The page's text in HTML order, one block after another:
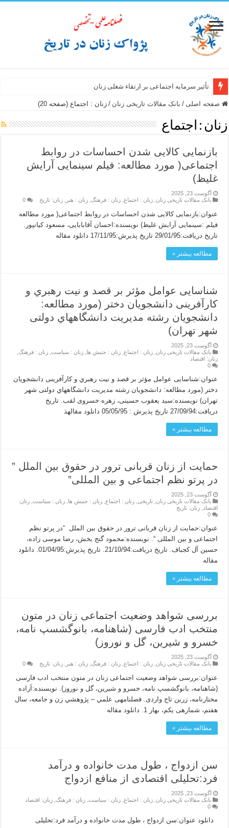
تأثیر سرمایه اجتماعی بر ارتقاء شغلی زنان
صفحه اصلی / بانک مقالات تاریخی زنان / زنان : اجتماع (صفحه 20)
زنان : اجتماع
بازنمایی کالایی شدن احساسات در روابط
اجتماعی( مورد مطالعه: فیلم سینمایی آرایش
غلیظ)
آگوست 23, 2025
بانک مقالات تاریخی زنان ,زنان : اجتماع ,زنان : فرهنگ ,زنان : هنر ,زنان: تاریخ 0
عنوان:بازنمایی کالایی شدن احساسات در روابط اجتماعی( مورد مطالعه
فیلم :سینمایی آرایش غلیظ) نویسنده:احسان آقابابایی، مسعود کیانپور.
تاریخ دریافت:29/01/95 تاریخ پذیرش:17/11/95 دانلود مقاله
مطالعه بیشتر »
شناسایی عوامل مؤثر بر قصد و نیت رهبري و
کارآفرینی دانشجویان دختر (مورد مطالعه:
دانشجویان رشته مدیریت دانشگاههاي دولتی
شهر تهران)
آگوست 23, 2025
بانک مقالات تاریخی زنان ,زنان : اجتماع ,زنان : جنبش ها ,زنان : سیاست ,زنان : فرهنگ
زنان: اقتصاد
0
عنوان:شناسایی عوامل مؤثر بر قصد و نیت رهبري و کارآفرینی دانشجویان
دختر (مورد مطالعه: دانشجویان رشته مدیریت دانشگاههاي دولتی شهر
تهران) نویسنده:سید یعقوب حسینی، زهره خسروی لقب. تاریخ
دریافت:27/09/94 تاریخ پذیرش : 05/05/95 دانلود مقالهذ
مطالعه بیشتر »
حمایت از زنان قربانی ترور در حقوق بین الملل ”
در پرتو نظم اجتماعی و بین المللی”
آگوست 23, 2025
بانک مقالات تاریخی زنان ,تاریخی ,زنان : اجتماع ,زنان : جنبش ها ,زنان : سیاست ,زنان:
اقتصاد
,زنان: تاریخ
0
عنوان:حمایت از زنان قربانی ترور در حقوق بین الملل “در پرتو نظم
اجتماعی و بین المللی “. نویسنده:محمود گنج بخش، رضا موسی زاده،
حسین آل کجباف. تاریخ دریافت:21/10/94. تاریخ پذیرش:01/04/95. دانلود
مقاله
مطالعه بیشتر »
بررسی شواهد وضعیت اجتماعی زنان در متون
منتخب ادب فارسی (شاهنامه، بانوگشسپ نامه،
خسرو و شیرین، گل و نوروز)
آگوست 23, 2025
بانک مقالات تاریخی زنان ,زنان : اجتماع ,زنان : فرهنگ ,زنان : هنر ,زنان: تاریخ 0
عنوان:بررسی شواهد وضعیت اجتماعی زنان در متون منتخب ادب فارسی
(شاهنامه، بانوگشسپ نامه، خسرو و شیرین، گل و نوروز). نویسنده:آزاده
مختارنامه، زرین تاج واردی. فصلنامهی علمي – پژوهشي زن و جامعه، سال
هفتم، شمارهی یکم، بهار 1. دانلود مقاله
مطالعه بیشتر »
سن ازدواج ، طول مدت خانواده و درآمد
فرد:تحلیلی اقتصادی از منافع ازدواج
آگوست 23, 2025
بانک مقالات تاریخی زنان ,زنان : اجتماع ,زنان : سیاست ,زنان : فرهنگ ,زنان: اقتصاد
0
دانلود عنوان:سن ازدواج ، طول مدت خانواده و درآمد فرد:تحلیلی